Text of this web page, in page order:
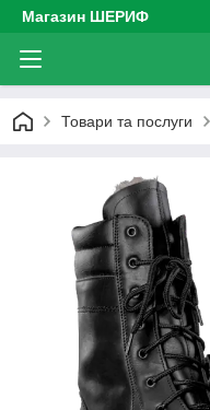
Магазин ШЕРИФ
Товари та послуги